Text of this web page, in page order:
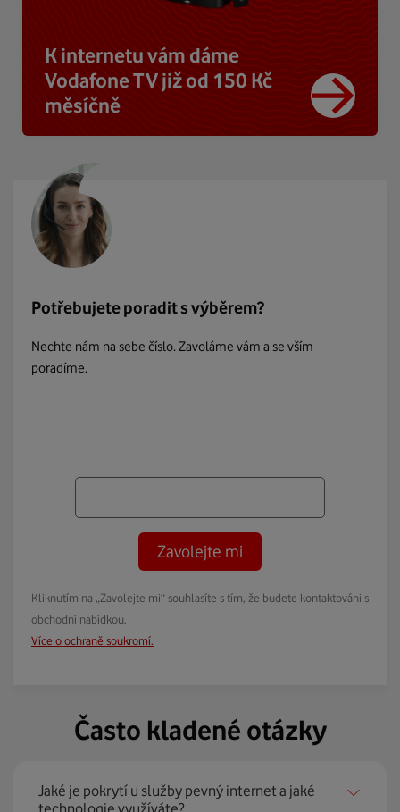
K internetu vám dáme
Vodafone TV již od 150 Kč
měsíčně
Potřebujete poradit s výběrem?
Nechte nám na sebe číslo. Zavoláme vám a se vším
poradíme.
Zavolejte mi
Kliknutím na „Zavolejte mi“ souhlasíte s tím, že budete kontaktováni s
obchodní nabídkou.
Více o ochraně soukromí.
Často kladené otázky
Jaké je pokrytí u služby pevný internet a jaké
technologie využíváte?